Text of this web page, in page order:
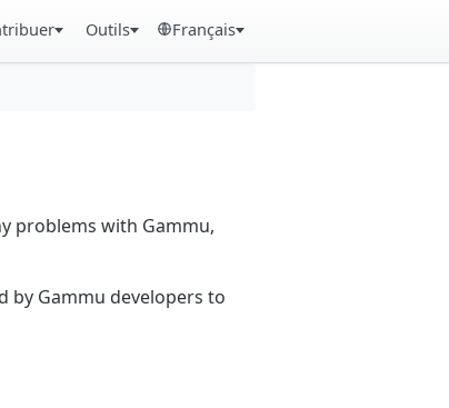
Outils Français
problems with Gammu,
by Gammu developers to